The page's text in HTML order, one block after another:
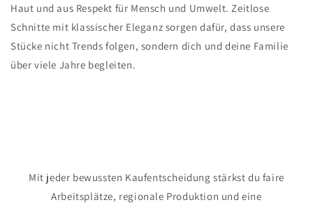
Haut und aus Respekt für Mensch und Umwelt. Zeitlose
Schnitte mit klassischer Eleganz sorgen dafür, dass unsere
Stücke nicht Trends folgen, sondern dich und deine Familie
über viele Jahre begleiten.
Mit jeder bewussten Kaufentscheidung stärkst du faire
Arbeitsplätze, regionale Produktion und eine